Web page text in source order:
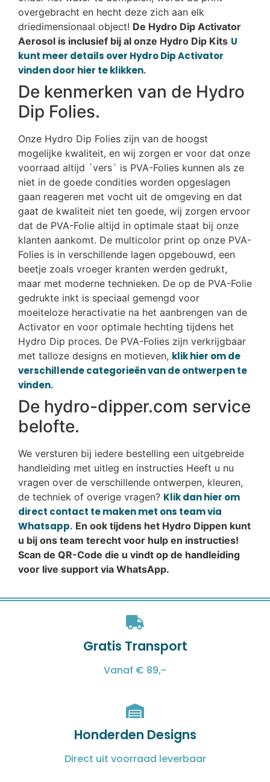
overgebracht en hecht deze zich aan elk
driedimensionaal object! De Hydro Dip Activator
Aerosol is inclusief bij al onze Hydro Dip Kits U
kunt meer details over Hydro Dip Activator
vinden door hier te klikken.
De kenmerken van de Hydro
Dip Folies.
Onze Hydro Dip Folies zijn van de hoogst
mogelijke kwaliteit, en wij zorgen er voor dat onze
voorraad altijd ´vers´ is PVA-Folies kunnen als ze
niet in de goede condities worden opgeslagen
gaan reageren met vocht uit de omgeving en dat
gaat de kwaliteit niet ten goede, wij zorgen ervoor
dat de PVA-Folie altijd in optimale staat bij onze
klanten aankomt. De multicolor print op onze PVA-
Folies is in verschillende lagen opgebouwd, een
beetje zoals vroeger kranten werden gedrukt,
maar met moderne technieken. De op de PVA-Folie
gedrukte inkt is speciaal gemengd voor
moeiteloze heractivatie na het aanbrengen van de
Activator en voor optimale hechting tijdens het
Hydro Dip proces. De PVA-Folies zijn verkrijgbaar
met talloze designs en motieven, klik hier om de
verschillende categorieën van de ontwerpen te
vinden.
De hydro-dipper.com service
belofte.
We versturen bij iedere bestelling een uitgebreide
handleiding met uitleg en instructies Heeft u nu
vragen over de verschillende ontwerpen, kleuren,
de techniek of overige vragen? Klik dan hier om
direct contact te maken met ons team via
Whatsapp. En ook tijdens het Hydro Dippen kunt
u bij ons team terecht voor hulp en instructies!
Scan de QR-Code die u vindt op de handleiding
voor live support via WhatsApp.
Gratis Transport
Vanaf € 89,-
Honderden Designs
Direct uit voorraad leverbaar